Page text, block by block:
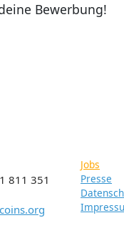
Bewerbung!
811 351
Jobs
Presse